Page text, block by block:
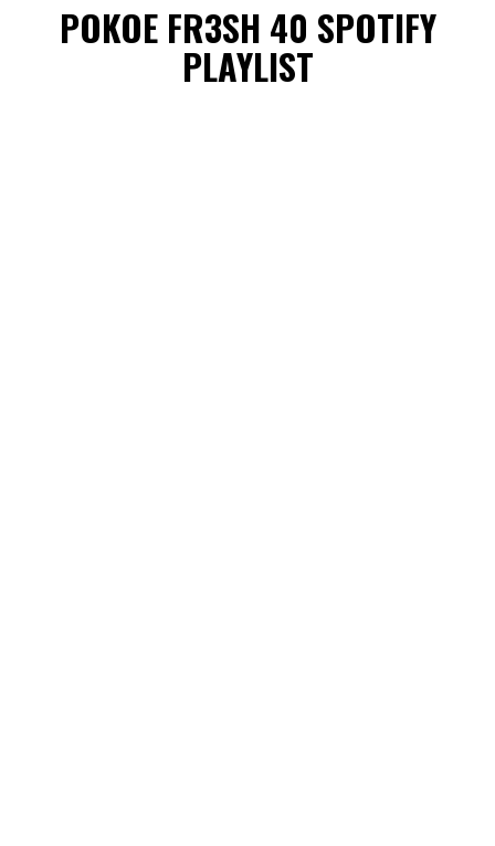
POKOE FR3SH 40 SPOTIFY
PLAYLIST